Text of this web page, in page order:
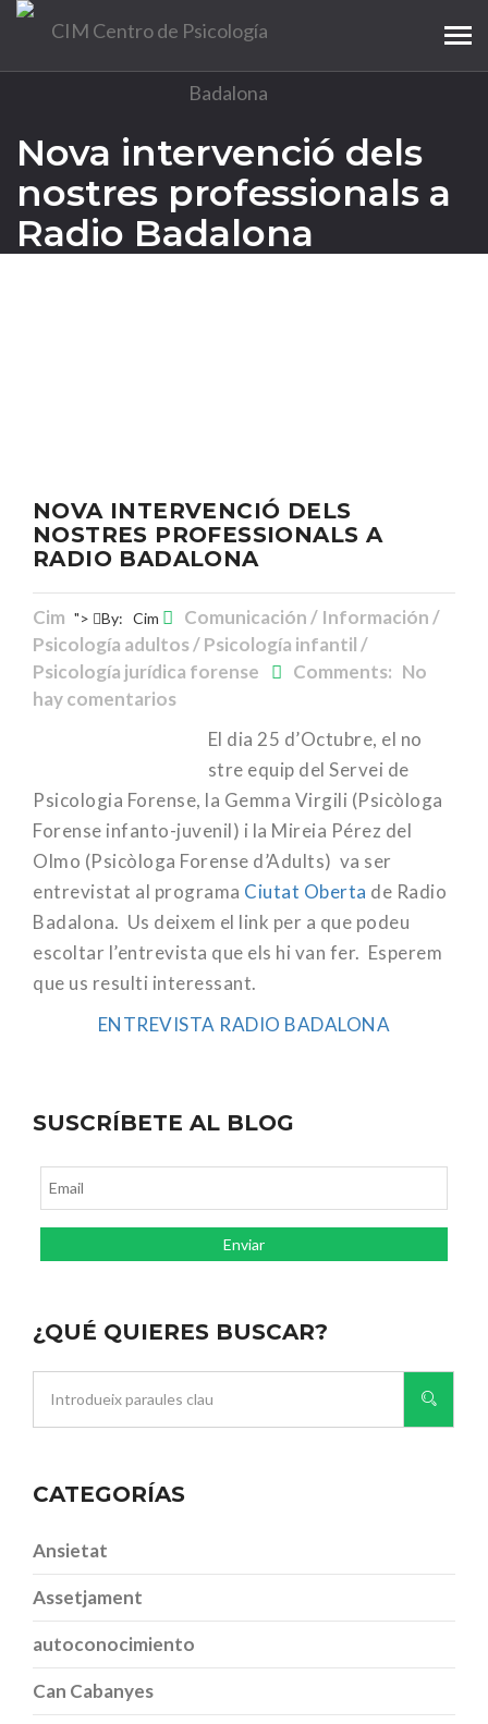
Nova intervenció dels
nostres professionals a
Radio Badalona
NOVA INTERVENCIÓ DELS
NOSTRES PROFESSIONALS A
RADIO BADALONA
Cim "> By: Cim
Comunicación / Información /
Psicología adultos / Psicología infantil /
Psicología jurídica forense
Comments: No
hay comentarios
El dia 25 d’Octubre, el no
stre equip del Servei de
Psicologia Forense, la Gemma Virgili (Psicòloga
Forense infanto-juvenil) i la Mireia Pérez del
Olmo (Psicòloga Forense d’Adults) va ser
entrevistat al programa Ciutat Oberta de Radio
Badalona. Us deixem el link per a que podeu
escoltar l’entrevista que els hi van fer. Esperem
que us resulti interessant.
ENTREVISTA RADIO BADALONA
SUSCRÍBETE AL BLOG
¿QUÉ QUIERES BUSCAR?
CATEGORÍAS
Ansietat
Assetjament
autoconocimiento
Can Cabanyes